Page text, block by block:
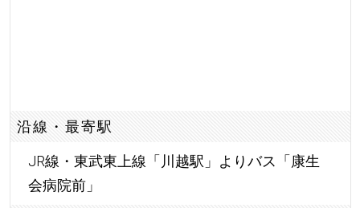
沿線・最寄駅
JR線・東武東上線「川越駅」よりバス「康生
会病院前」